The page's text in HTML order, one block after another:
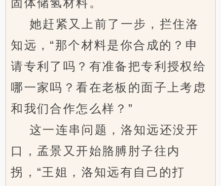
固体储氢材料。
她赶紧又上前了一步，拦住洛
知远，“那个材料是你合成的？申
请专利了吗？有准备把专利授权给
哪一家吗？看在老板的面子上考虑
和我们合作怎么样？”
这一连串问题，洛知远还没开
口，孟景又开始胳膊肘子往内
拐，“王姐，洛知远有自己的打